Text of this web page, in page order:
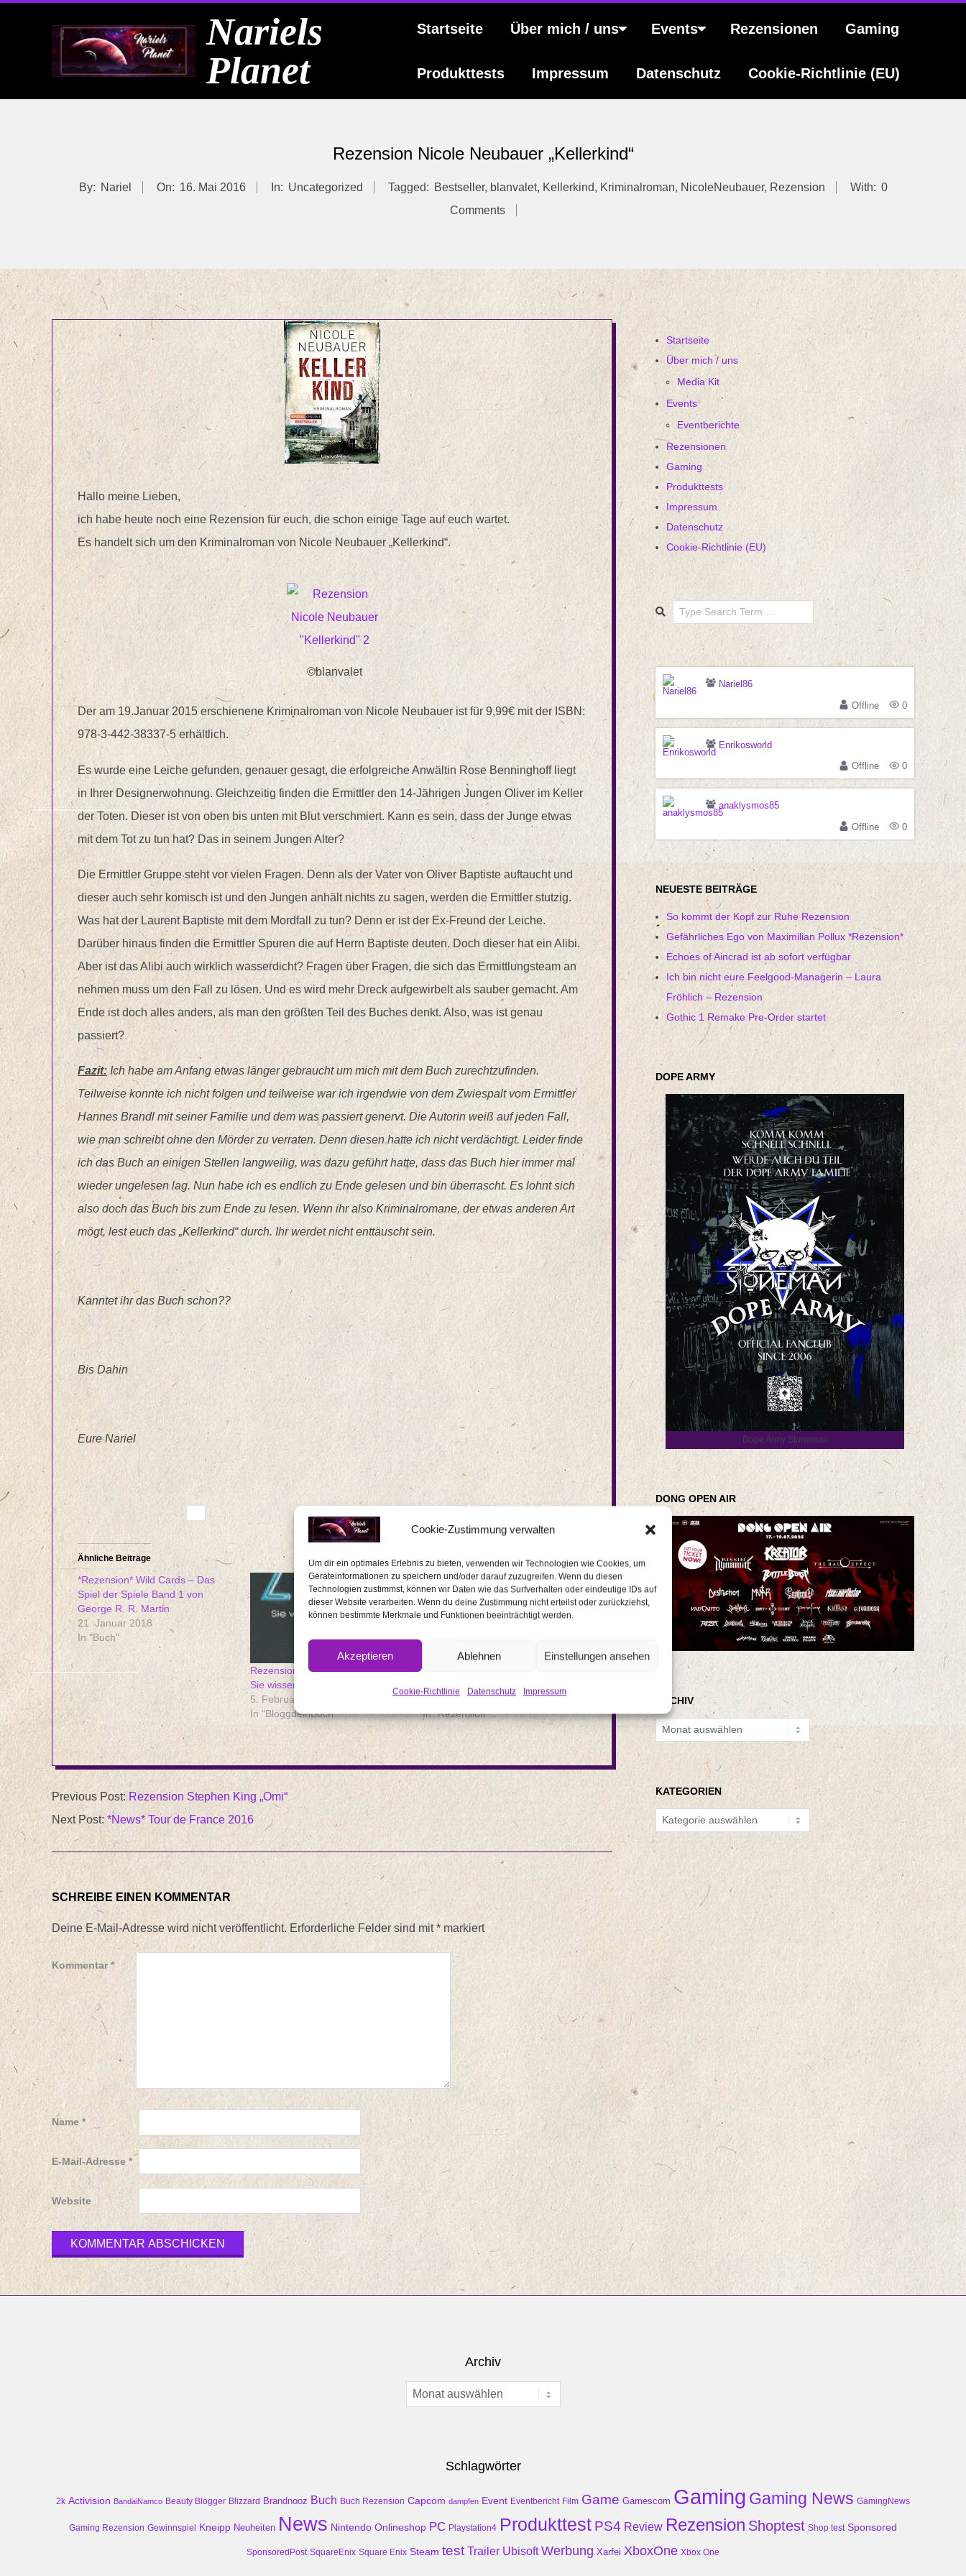
Cookie-Zustimmung verwalten
Um dir ein optimales Erlebnis zu bieten, verwenden wir Technologien wie Cookies, um
Geräteinformationen zu speichern und/oder darauf zuzugreifen. Wenn du diesen
Technologien zustimmst, können wir Daten wie das Surfverhalten oder eindeutige IDs auf
dieser Website verarbeiten. Wenn du deine Zustimmung nicht erteilst oder zurückziehst,
können bestimmte Merkmale und Funktionen beeinträchtigt werden.
Akzeptieren Ablehnen Einstellungen ansehen
Cookie-Richtlinie Datenschutz Impressum
Nariels
Planet
Startseite Über mich / uns Events Rezensionen Gaming
Produkttests Impressum Datenschutz Cookie-Richtlinie (EU)
Rezension Nicole Neubauer „Kellerkind“
By: Nariel On: 16. Mai 2016 In: Uncategorized Tagged: Bestseller, blanvalet, Kellerkind, Kriminalroman, NicoleNeubauer, Rezension With: 0
Comments
Hallo meine Lieben,
ich habe heute noch eine Rezension für euch, die schon einige Tage auf euch wartet.
Es handelt sich um den Kriminalroman von Nicole Neubauer „Kellerkind“.
©blanvalet
Der am 19.Januar 2015 erschienene Kriminalroman von Nicole Neubauer ist für 9,99€ mit der ISBN:
978-3-442-38337-5 erhältlich.
Es wurde eine Leiche gefunden, genauer gesagt, die erfolgreiche Anwältin Rose Benninghoff liegt
in Ihrer Designerwohnung. Gleichzeitig finden die Ermittler den 14-Jährigen Jungen Oliver im Keller
der Toten. Dieser ist von oben bis unten mit Blut verschmiert. Kann es sein, dass der Junge etwas
mit dem Tot zu tun hat? Das in seinem Jungen Alter?
Die Ermittler Gruppe steht vor vielen Fragen. Denn als der Vater von Oliver Baptiste auftaucht und
dieser auch sehr komisch ist und den Jungen anhält nichts zu sagen, werden die Ermittler stutzig.
Was hat der Laurent Baptiste mit dem Mordfall zu tun? Denn er ist der Ex-Freund der Leiche.
Darüber hinaus finden die Ermittler Spuren die auf Herrn Baptiste deuten. Doch dieser hat ein Alibi.
Aber ist das Alibi auch wirklich wasserdicht? Fragen über Fragen, die sich das Ermittlungsteam an
nehmen muss um den Fall zu lösen. Und es wird mehr Dreck aufgewirbelt als sauber gemacht. Am
Ende ist doch alles anders, als man den größten Teil des Buches denkt. Also, was ist genau
passiert?
Fazit:Ich habe am Anfang etwas länger gebraucht um mich mit dem Buch zurechtzufinden.
Teilweise konnte ich nicht folgen und teilweise war ich irgendwie von dem Zwiespalt vom Ermittler
Hannes Brandl mit seiner Familie und dem was passiert genervt. Die Autorin weiß auf jeden Fall,
wie man schreibt ohne den Mörder zu verraten. Denn diesen hatte ich nicht verdächtigt. Leider finde
ich das Buch an einigen Stellen langweilig, was dazu geführt hatte, dass das Buch hier immer mal
wieder ungelesen lag. Nun habe ich es endlich zu Ende gelesen und bin überrascht. Es lohnt sich
also doch das Buch bis zum Ende zu lesen. Wenn ihr also Kriminalromane, der etwas anderen Art
mögt, lest euch das „Kellerkind“ durch. Ihr werdet nicht enttäuscht sein.
Kanntet ihr das Buch schon??
Bis Dahin
Eure Nariel
Ähnliche Beiträge
*Rezension* Wild Cards – Das
Spiel der Spiele Band 1 von
George R. R. Martin
21. Januar 2018
In "Buch"
Rezension Marc Elsberg: ZERO.
Sie wissen, was du tust
5. Februar 2017
In "BloggdeinBuch"
3. Juni 2020
In "Rezension"
2016-
05-
16
Previous Post: Rezension Stephen King „Omi“
Next Post: *News* Tour de France 2016
SCHREIBE EINEN KOMMENTAR
Deine E-Mail-Adresse wird nicht veröffentlicht. Erforderliche Felder sind mit* markiert
Kommentar *
Name *
E-Mail-Adresse *
Website
Startseite
Über mich / uns
Media Kit
Events
Eventberichte
Rezensionen
Gaming
Produkttests
Impressum
Datenschutz
Cookie-Richtlinie (EU)
Search
Nariel86
Offline
0
Enrikosworld
Offline
0
anaklysmos85
Offline
0
NEUESTE BEITRÄGE
So kommt der Kopf zur Ruhe Rezension
Gefährliches Ego von Maximilian Pollux *Rezension*
Echoes of Aincrad ist ab sofort verfügbar
Ich bin nicht eure Feelgood-Managerin – Laura
Fröhlich – Rezension
Gothic 1 Remake Pre-Order startet
DOPE ARMY
Dope Army Stoneman
DONG OPEN AIR
ARCHIV
Archiv
KATEGORIEN
Kategorien
Archiv
Archiv
Schlagwörter
2k Activision BandaiNamco Beauty Blogger Blizzard Brandnooz Buch Buch Rezension Capcom dampfen Event Eventbericht Film Game Gamescom Gaming Gaming News GamingNews
Gaming Rezension Gewinnspiel Kneipp Neuheiten News Nintendo Onlineshop PC Playstation4 Produkttest PS4 Review Rezension Shoptest Shop test Sponsored
SponsoredPost SquareEnix Square Enix Steam test Trailer Ubisoft Werbung Xarfei XboxOne Xbox One